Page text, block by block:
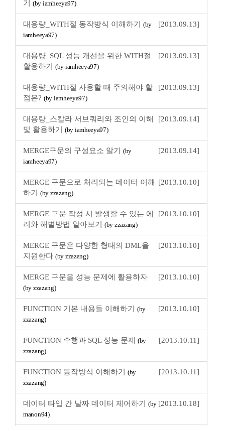
기 (by iamheeya97)
[2013.09.13]
대용량_WITH절 동작방식 이해하기 (by
iamheeya97)
[2013.09.13]
대용량_SQL 성능 개선을 위한 WITH절
활용하기 (by iamheeya97)
[2013.09.13]
대용량_WITH절 사용할 때 주의해야 할
점은? (by iamheeya97)
[2013.09.14]
대용량_스칼라 서브쿼리와 조인의 이해
및 활용하기 (by iamheeya97)
[2013.09.14]
MERGE구문의 구성요소 알기 (by
iamheeya97)
[2013.10.10]
MERGE 구문으로 처리되는 데이터 이해
하기 (by zzazang)
[2013.10.10]
MERGE 구문 작성 시 발생할 수 있는 에
러와 해별방법 알아보기 (by zzazang)
[2013.10.10]
MERGE 구문은 다양한 형태의 DML을
지원한다 (by zzazang)
[2013.10.10]
MERGE 구문을 성능 문제에 활용하자
(by zzazang)
[2013.10.10]
FUNCTION 기본 내용들 이해하기 (by
zzazang)
[2013.10.11]
FUNCTION 수행과 SQL 성능 문제 (by
zzazang)
[2013.10.11]
FUNCTION 동작방식 이해하기 (by
zzazang)
[2013.10.18]
데이터 타입 간 날짜 데이터 제어하기 (by
manon94)